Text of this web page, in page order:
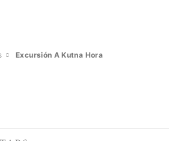
Excursión A Kutna Hora